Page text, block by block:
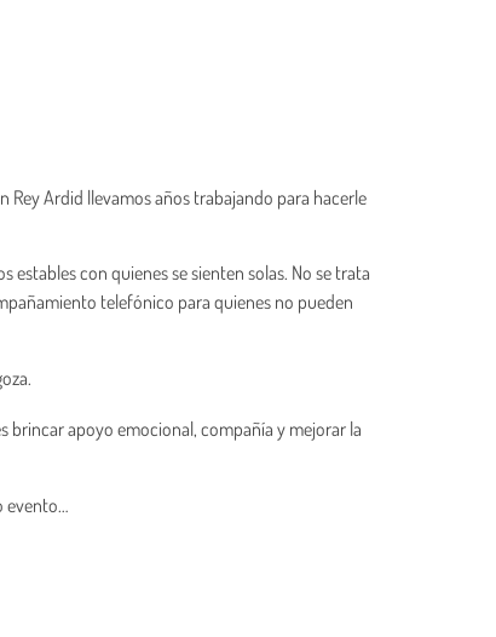
Rey Ardid llevamos años trabajando para hacerle
con quienes se sienten solas. No se trata
telefónico para quienes no pueden
brincar apoyo emocional, compañía y mejorar la
evento…